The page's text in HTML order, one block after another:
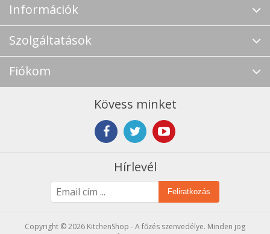
Információk
Szolgáltatások
Fiókom
Kövess minket
Hírlevél
Feliratkozás
Copyright © 2026 KitchenShop - A főzés szenvedélye. Minden jog